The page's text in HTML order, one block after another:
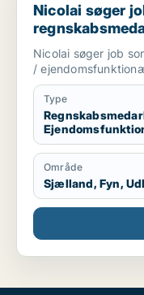
Nicolai søger
Nicolai søger job
/
Type
Område
Sjælland, Fyn,